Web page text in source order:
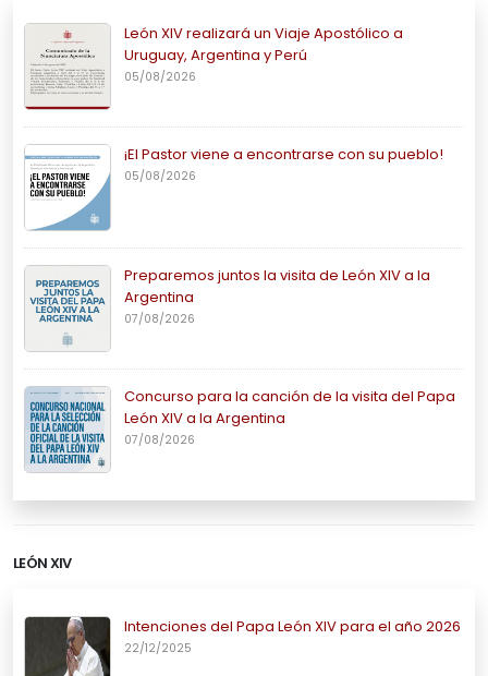
León XIV realizará un Viaje Apostólico a
Uruguay, Argentina y Perú
05/08/2026
¡El Pastor viene a encontrarse con su pueblo!
05/08/2026
Preparemos juntos la visita de León XIV a la
Argentina
07/08/2026
Concurso para la canción de la visita del Papa
León XIV a la Argentina
07/08/2026
LEÓN XIV
Intenciones del Papa León XIV para el año 2026
22/12/2025